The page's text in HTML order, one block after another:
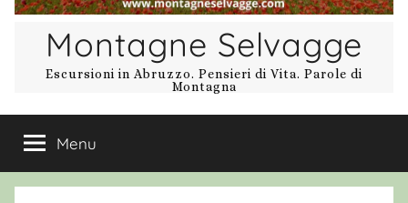
Montagne Selvagge
Escursioni in Abruzzo. Pensieri di Vita. Parole di
Montagna
Menu